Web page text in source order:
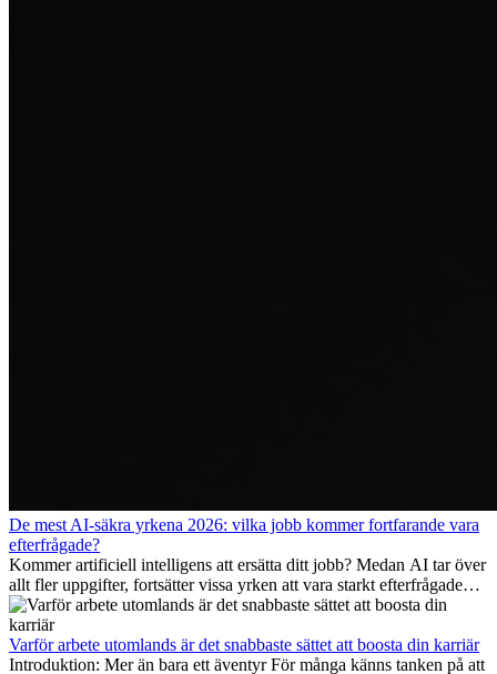
De mest AI-säkra yrkena 2026: vilka jobb kommer fortfarande vara
efterfrågade?
Kommer artificiell intelligens att ersätta ditt jobb? Medan AI tar över
allt fler uppgifter, fortsätter vissa yrken att vara starkt efterfrågade
även 2026. I den här artikeln går vi igenom vilka yrken som anses
vara mest framtidssäkra, vilka kompetenser som kommer att vara
viktiga på lång sikt och varför många av dessa jobb även erbjuder
attraktiva karriärmöjligheter utomlands.
Varför arbete utomlands är det snabbaste sättet att boosta din karriär
Introduktion: Mer än bara ett äventyr För många känns tanken på att